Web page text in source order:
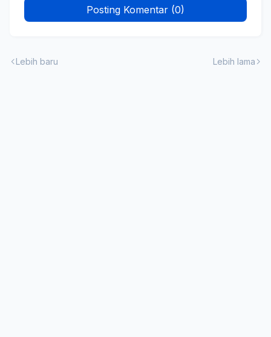
Posting Komentar (0)
Lebih baru Lebih lama